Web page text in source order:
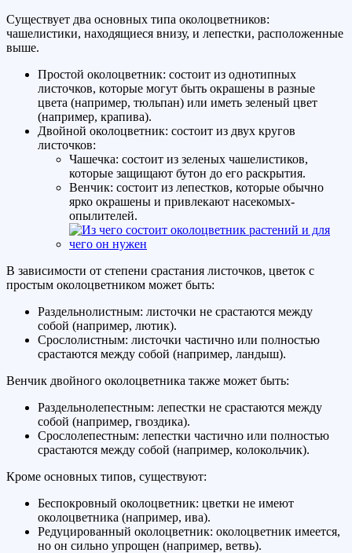
Существует два основных типа околоцветников:
чашелистики, находящиеся внизу, и лепестки, расположенные
выше.
Простой околоцветник: состоит из однотипных
листочков, которые могут быть окрашены в разные
цвета (например, тюльпан) или иметь зеленый цвет
(например, крапива).
Двойной околоцветник: состоит из двух кругов
листочков:
Чашечка: состоит из зеленых чашелистиков,
которые защищают бутон до его раскрытия.
Венчик: состоит из лепестков, которые обычно
ярко окрашены и привлекают насекомых-
опылителей.
В зависимости от степени срастания листочков, цветок с
простым околоцветником может быть:
Раздельнолистным: листочки не срастаются между
собой (например, лютик).
Срослолистным: листочки частично или полностью
срастаются между собой (например, ландыш).
Венчик двойного околоцветника также может быть:
Раздельнолепестным: лепестки не срастаются между
собой (например, гвоздика).
Срослолепестным: лепестки частично или полностью
срастаются между собой (например, колокольчик).
Кроме основных типов, существуют:
Беспокровный околоцветник: цветки не имеют
околоцветника (например, ива).
Редуцированный околоцветник: околоцветник имеется,
но он сильно упрощен (например, ветвь).